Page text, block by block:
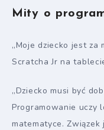
Mity o
„Moje dziecko jest za
Scratcha Jr na
„Dziecko musi być
Programowanie uczy
matematyce.